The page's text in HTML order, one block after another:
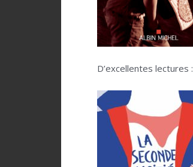
D’excellentes lectures :